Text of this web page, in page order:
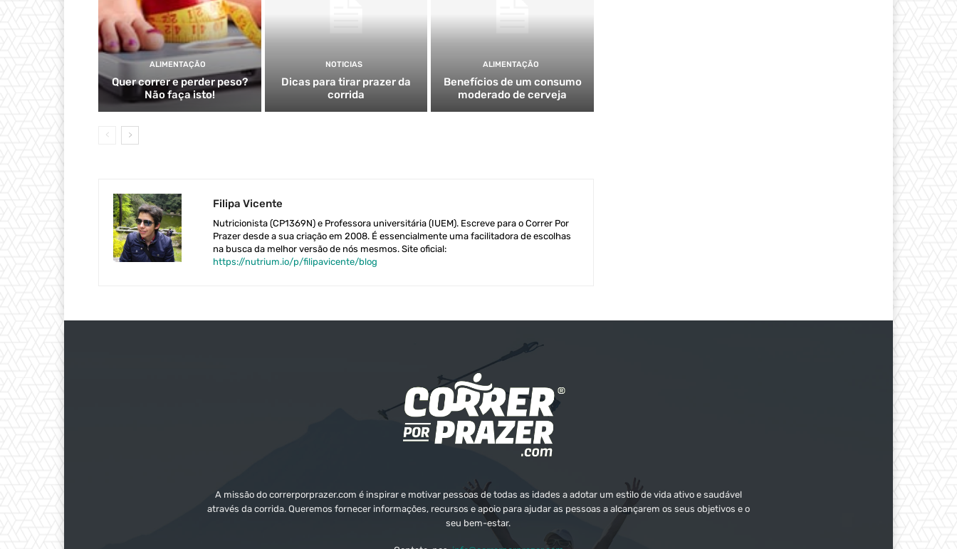
ALIMENTAÇÃO
Quer correr e perder peso?
Não faça isto!
NOTICIAS
Dicas para tirar prazer da
corrida
ALIMENTAÇÃO
Benefícios de um consumo
moderado de cerveja
Filipa Vicente
Nutricionista (CP1369N) e Professora universitária (IUEM). Escreve para o Correr Por
Prazer desde a sua criação em 2008. É essencialmente uma facilitadora de escolhas
na busca da melhor versão de nós mesmos. Site oficial:
https://nutrium.io/p/filipavicente/blog
A missão do correrporprazer.com é inspirar e motivar pessoas de todas as idades a adotar um estilo de vida ativo e saudável
através da corrida. Queremos fornecer informações, recursos e apoio para ajudar as pessoas a alcançarem os seus objetivos e o
seu bem-estar.